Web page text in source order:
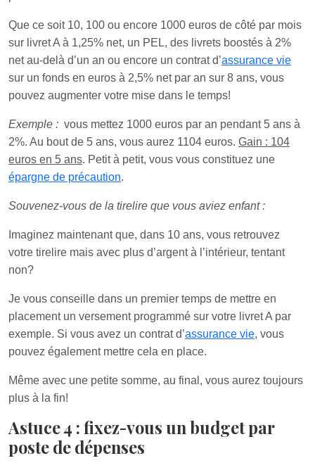
Que ce soit 10, 100 ou encore 1000 euros de côté par mois
sur livret A à 1,25% net, un PEL, des livrets boostés à 2%
net au-delà d’un an ou encore un contrat d’assurance vie
sur un fonds en euros à 2,5% net par an sur 8 ans, vous
pouvez augmenter votre mise dans le temps!
Exemple : vous mettez 1000 euros par an pendant 5 ans à
2%. Au bout de 5 ans, vous aurez 1104 euros. Gain : 104
euros en 5 ans. Petit à petit, vous vous constituez une
épargne de précaution.
Souvenez-vous de la tirelire que vous aviez enfant :
Imaginez maintenant que, dans 10 ans, vous retrouvez
votre tirelire mais avec plus d’argent à l’intérieur, tentant
non?
Je vous conseille dans un premier temps de mettre en
placement un versement programmé sur votre livret A par
exemple. Si vous avez un contrat d’assurance vie, vous
pouvez également mettre cela en place.
Même avec une petite somme, au final, vous aurez toujours
plus à la fin!
Astuce 4 : fixez-vous un budget par
poste de dépenses